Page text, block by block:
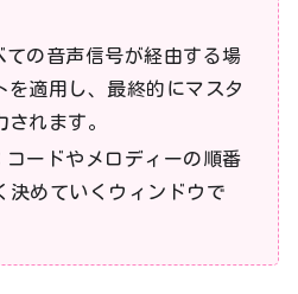
ての音声信号が経由する場
を適用し、最終的にマスタ
れます。
コードやメロディーの順番
決めていくウィンドウで